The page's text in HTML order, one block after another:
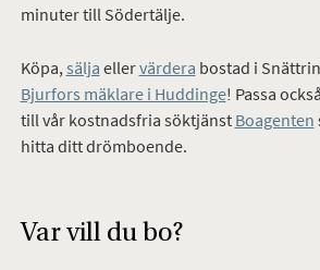
minuter till Södertälje.
Köpa, sälja ellervärdera bostad i
Bjurfors mäklare i Huddinge! Passa
till vår kostnadsfria söktjänst Boagenten
hitta ditt drömboende.
Var vill du bo?